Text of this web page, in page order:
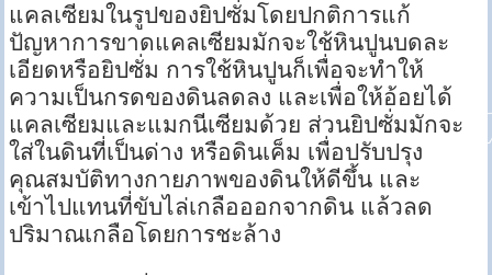
แคลเซียมในรูปของยิปซั่มโดยปกติการแก้
ปัญหาการขาดแคลเซียมมักจะใช้หินปูนบดละ
เอียดหรือยิปซั่ม การใช้หินปูนก็เพื่อจะทำให้
ความเป็นกรดของดินลดลง และเพื่อให้อ้อยได้
แคลเซียมและแมกนีเซียมด้วย ส่วนยิปซั่มมักจะ
ใส่ในดินที่เป็นด่าง หรือดินเค็ม เพื่อปรับปรุง
คุณสมบัติทางกายภาพของดินให้ดีขึ้น และ
เข้าไปแทนที่ขับไล่เกลือออกจากดิน แล้วลด
ปริมาณเกลือโดยการชะล้าง